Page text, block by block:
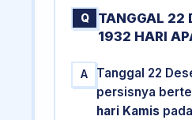
Q
TANGGAL 22
1932 HARI
A
Tanggal 22
persisnya
hari Kamis